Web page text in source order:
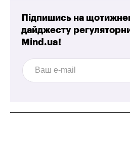
Підпишись на
дайджесту
Mind.ua!